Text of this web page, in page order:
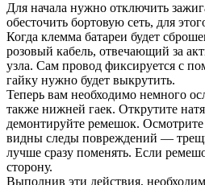
Для начала нужно отключить
обесточить бортовую сеть, для
Когда клемма батареи будет
розовый кабель, отвечающий за
узла. Сам провод фиксируется с
гайку нужно будет выкрутить.
Теперь вам необходимо немного
также нижней гаек. Открутите
демонтируйте ремешок.
видны следы повреждений —
лучше сразу поменять. Если
сторону.
Выполнив эти действия,